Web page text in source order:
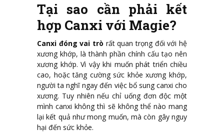
Tại sao cần phải kết
hợp Canxi với Magie?
Canxi đóng vai trò rất quan trọng đối với hệ
xương khớp, là thành phần chính cấu tạo nên
xương khớp. Vì vậy khi muốn phát triển chiều
cao, hoặc tăng cường sức khỏe xương khớp,
người ta nghĩ ngay đến việc bổ sung canxi cho
xương. Tuy nhiên nếu chỉ uống đơn độc một
mình canxi không thì sẽ không thể nào mang
lại kết quả như mong muốn, mà còn gây nguy
hại đến sức khỏe.